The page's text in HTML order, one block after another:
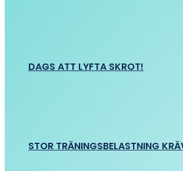
DAGS ATT LYFTA SKROT!
STOR TRÄNINGSBELASTNING